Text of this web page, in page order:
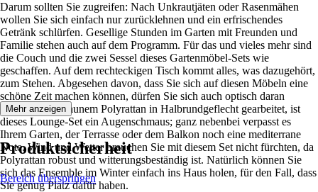
Darum sollten Sie zugreifen: Nach Unkrautjäten oder Rasenmähen
wollen Sie sich einfach nur zurücklehnen und ein erfrischendes
Getränk schlürfen. Gesellige Stunden im Garten mit Freunden und
Familie stehen auch auf dem Programm. Für das und vieles mehr sind
die Couch und die zwei Sessel dieses Gartenmöbel-Sets wie
geschaffen. Auf dem rechteckigen Tisch kommt alles, was dazugehört,
zum Stehen. Abgesehen davon, dass Sie sich auf diesen Möbeln eine
schöne Zeit machen können, dürfen Sie sich auch optisch daran
weiden. Aus braunem Polyrattan in Halbrundgeflecht gearbeitet, ist
dieses Lounge-Set ein Augenschmaus; ganz nebenbei verpasst es
Ihrem Garten, der Terrasse oder dem Balkon noch eine mediterrane
Note. Wind und Wetter brauchen Sie mit diesem Set nicht fürchten, da
Polyrattan robust und witterungsbeständig ist. Natürlich können Sie
sich das Ensemble im Winter einfach ins Haus holen, für den Fall, dass
Sie genug Platz dafür haben.
Mehr anzeigen
Produktsicherheit
Bereich überspringen